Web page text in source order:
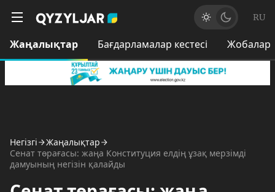
RU
Жаңалықтар Бағдарламалар кестесі Жобалар
Негізгі
Жаңалықтар
Сенат төрағасы: жаңа Конституция елдің ұзақ мерзімді
дамуының негізін қалайды